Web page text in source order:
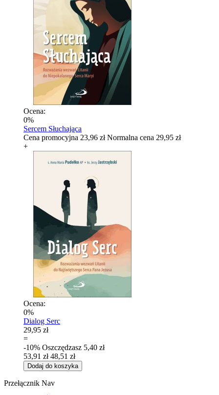
Ocena:
0%
Sercem Słuchająca
Cena promocyjna 23,96 zł Normalna cena 29,95 zł
+
Ocena:
0%
Dialog Serc
29,95 zł
=
-10% Oszczędzasz 5,40 zł
53,91 zł 48,51 zł
Dodaj do koszyka
Przełącznik Nav